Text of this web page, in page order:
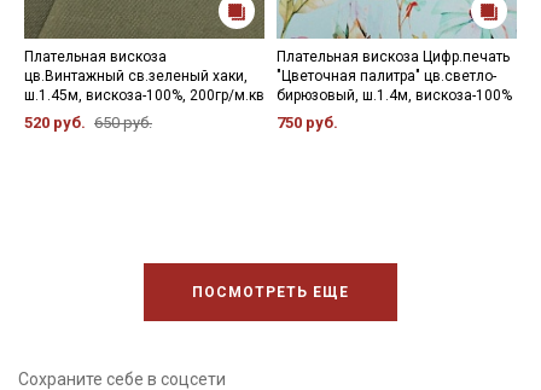
Плательная вискоза
цв.Винтажный св.зеленый хаки,
ш.1.45м, вискоза-100%, 200гр/м.кв
520 руб. 650 руб.
Плательная вискоза Цифр.печать
"Цветочная палитра" цв.светло-
бирюзовый, ш.1.4м, вискоза-100%
750 руб.
ПОСМОТРЕТЬ ЕЩЕ
Сохраните себе в соцсети